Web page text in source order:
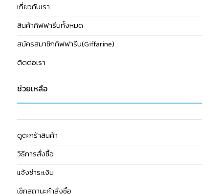
เกี่ยวกับเรา
สินค้ากิฟฟารีนทั้งหมด
สมัครสมาชิกกิฟฟารีน(Giffarine)
ติดต่อเรา
ช่วยเหลือ
ดูตะกร้าสินค้า
วิธีการสั่งซื้อ
แจ้งชำระเงิน
เช็กสถานะคำสั่งซื้อ